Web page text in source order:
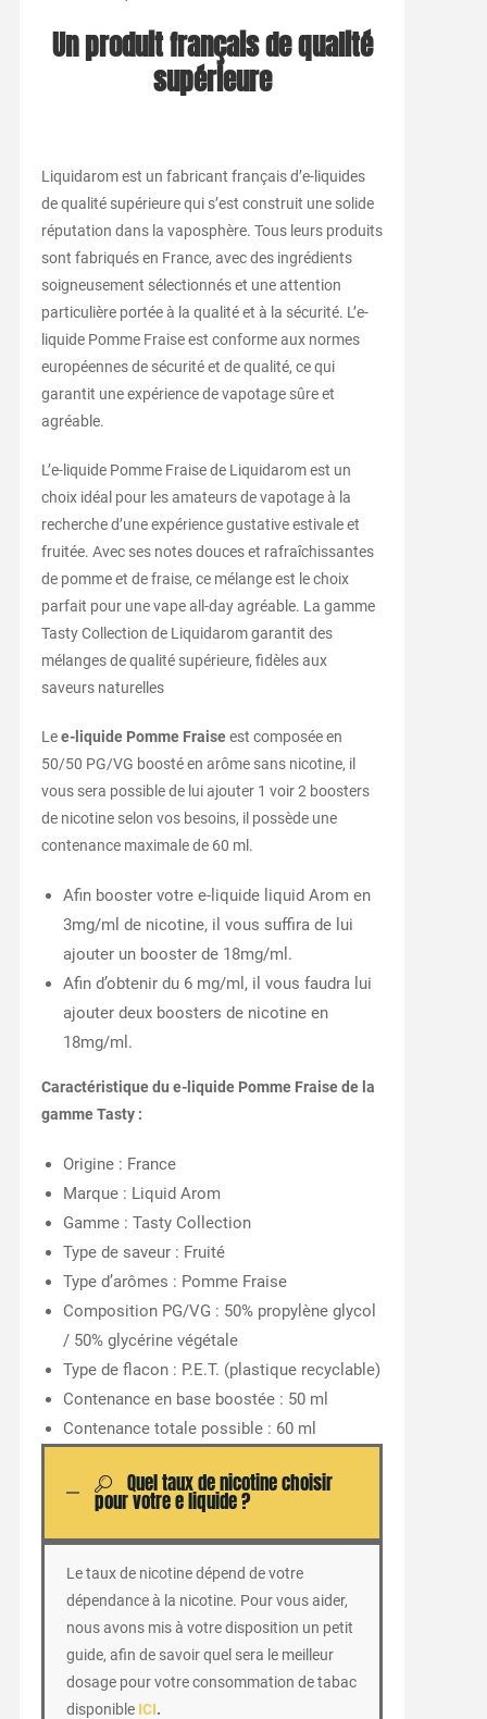
Un produit français de qualité
supérieure
Liquidarom est un fabricant français d’e-liquides
de qualité supérieure qui s’est construit une solide
réputation dans la vaposphère. Tous leurs produits
sont fabriqués en France, avec des ingrédients
soigneusement sélectionnés et une attention
particulière portée à la qualité et à la sécurité. L’e-
liquide Pomme Fraise est conforme aux normes
européennes de sécurité et de qualité, ce qui
garantit une expérience de vapotage sûre et
agréable.
L’e-liquide Pomme Fraise de Liquidarom est un
choix idéal pour les amateurs de vapotage à la
recherche d’une expérience gustative estivale et
fruitée. Avec ses notes douces et rafraîchissantes
de pomme et de fraise, ce mélange est le choix
parfait pour une vape all-day agréable. La gamme
Tasty Collection de Liquidarom garantit des
mélanges de qualité supérieure, fidèles aux
saveurs naturelles
Lee-liquide Pomme Fraiseest composée en
50/50 PG/VG boosté en arôme sans nicotine, il
vous sera possible de lui ajouter 1 voir 2 boosters
de nicotine selon vos besoins, il possède une
contenance maximale de 60 ml.
Afin booster votre e-liquide liquid Arom en
3mg/ml de nicotine, il vous suffira de lui
ajouter un booster de 18mg/ml.
Afin d’obtenir du 6 mg/ml, il vous faudra lui
ajouter deux boosters de nicotine en
18mg/ml.
Caractéristique du e-liquide Pomme Fraise de la
gamme Tasty :
Origine : France
Marque : Liquid Arom
Gamme : Tasty Collection
Type de saveur : Fruité
Type d’arômes : Pomme Fraise
Composition PG/VG : 50% propylène glycol
/ 50% glycérine végétale
Type de flacon : P.E.T. (plastique recyclable)
Contenance en base boostée : 50 ml
Contenance totale possible : 60 ml
Quel taux de nicotine choisir
pour votre e liquide ?
Le taux de nicotine dépend de votre
dépendance à la nicotine. Pour vous aider,
nous avons mis à votre disposition un petit
guide, afin de savoir quel sera le meilleur
dosage pour votre consommation de tabac
disponible ICI.